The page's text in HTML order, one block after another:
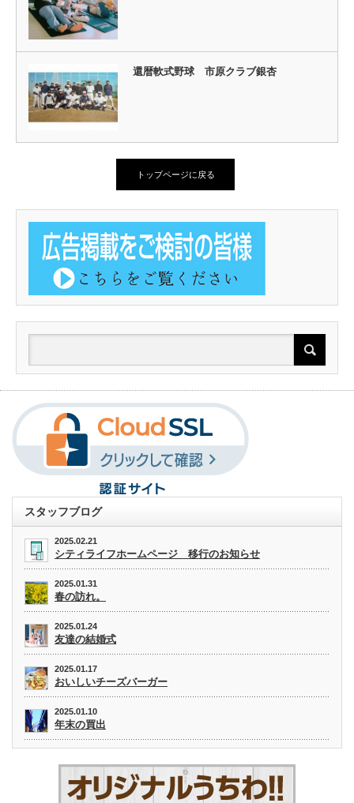
還暦軟式野球 市原クラブ銀杏
トップページに戻る
スタッフブログ
2025.02.21
シティライフホームページ 移行のお知らせ
2025.01.31
春の訪れ。
2025.01.24
友達の結婚式
2025.01.17
おいしいチーズバーガー
2025.01.10
年末の買出